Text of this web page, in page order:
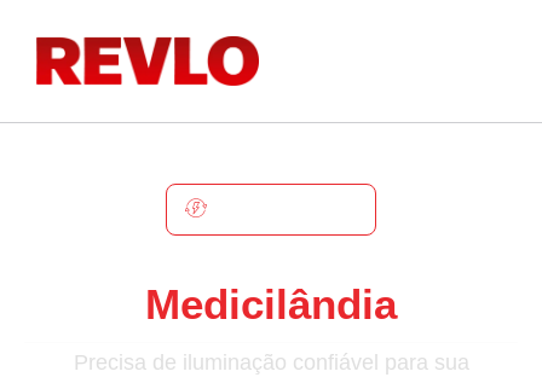
Medicilândia
Precisa de iluminação confiável para sua